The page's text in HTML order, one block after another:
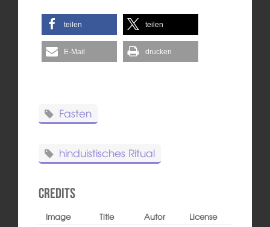
teilen teilen
E-Mail drucken
Fasten
hinduistisches Ritual
Credits
Image Title Autor
License